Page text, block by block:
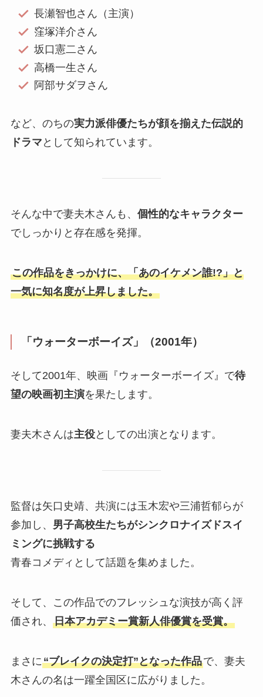
長瀬智也さん（主演）
窪塚洋介さん
坂口憲二さん
高橋一生さん
阿部サダヲさん
など、のちの実力派俳優たちが顔を揃えた伝説的
ドラマ として知られています。
そんな中で妻夫木さんも、 個性的なキャラクター
でしっかりと存在感を発揮。
この作品をきっかけに、「あのイケメン誰!?」と
一気に知名度が上昇しました。
「ウォーターボーイズ」（2001年）
そして2001年、映画『ウォーターボーイズ』で待
望の映画初主演を果たします。
妻夫木さんは主役としての出演となります。
監督は矢口史靖、共演には玉木宏や三浦哲郁らが
参加し、 男子高校生たちがシンクロナイズドスイ
ミングに挑戦する
青春コメディとして話題を集めました。
そして、この作品でのフレッシュな演技が高く評
価され、 日本アカデミー賞新人俳優賞を受賞。
まさに“ブレイクの決定打”となった作品で、妻夫
木さんの名は一躍全国区に広がりました。